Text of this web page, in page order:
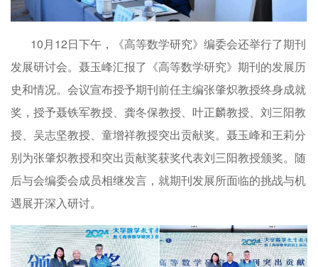
10月12日下午，《高等数学研究》编委会还举行了期刊
发展研讨会。聂玉峰汇报了《高等数学研究》期刊的发展历
史和情况。会议宣布授予期刊前任主编张肇炽教授终身成就
奖，授予聂铁军教授、龚冬保教授、叶正麟教授、刘三阳教
授、吴志坚教授、童增祥教授突出贡献奖。聂玉峰和王莉分
别为张肇炽教授和突出贡献奖获奖代表刘三阳教授颁奖。随
后与会编委会成员相继发言，就期刊发展所面临的挑战与机
遇展开深入研讨。